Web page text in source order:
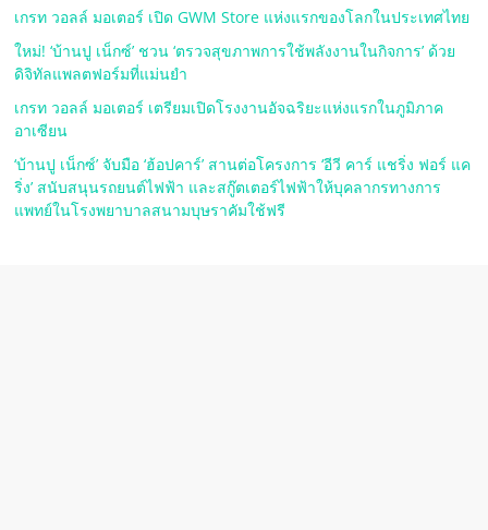
เกรท วอลล์ มอเตอร์ เปิด GWM Store แห่งแรกของโลกในประเทศไทย
ใหม่! ‘บ้านปู เน็กซ์’ ชวน ‘ตรวจสุขภาพการใช้พลังงานในกิจการ’ ด้วย
ดิจิทัลแพลตฟอร์มที่แม่นยำ
เกรท วอลล์ มอเตอร์ เตรียมเปิดโรงงานอัจฉริยะแห่งแรกในภูมิภาค
อาเซียน
‘บ้านปู เน็กซ์’ จับมือ ‘ฮ้อปคาร์’ สานต่อโครงการ ‘อีวี คาร์ แชริ่ง ฟอร์ แค
ริ่ง’ สนับสนุนรถยนต์ไฟฟ้า และสกู๊ตเตอร์ไฟฟ้าให้บุคลากรทางการ
แพทย์ในโรงพยาบาลสนามบุษราคัมใช้ฟรี